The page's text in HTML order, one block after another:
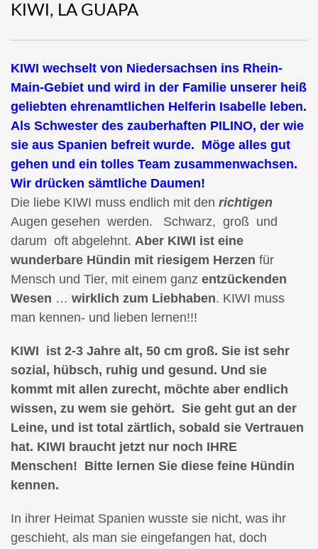
KIWI, LA GUAPA
KIWI wechselt von Niedersachsen ins Rhein-
Main-Gebiet und wird in der Familie unserer heiß
geliebten ehrenamtlichen Helferin Isabelle leben.
Als Schwester des zauberhaften PILINO, der wie
sie aus Spanien befreit wurde. Möge alles gut
gehen und ein tolles Team zusammenwachsen.
Wir drücken sämtliche Daumen!
Die liebe KIWI muss endlich mit den richtigen
Augen gesehen werden. Schwarz, groß und
darum oft abgelehnt. Aber KIWI ist eine
wunderbare Hündin mit riesigem Herzen für
Mensch und Tier, mit einem ganz entzückenden
Wesen … wirklich zum Liebhaben. KIWI muss
man kennen- und lieben lernen!!!
KIWI ist 2-3 Jahre alt, 50 cm groß. Sie ist sehr
sozial, hübsch, ruhig und gesund. Und sie
kommt mit allen zurecht, möchte aber endlich
wissen, zu wem sie gehört. Sie geht gut an der
Leine, und ist total zärtlich, sobald sie Vertrauen
hat. KIWI braucht jetzt nur noch IHRE
Menschen! Bitte lernen Sie diese feine Hündin
kennen.
In ihrer Heimat Spanien wusste sie nicht, was ihr
geschieht, als man sie eingefangen hat, doch